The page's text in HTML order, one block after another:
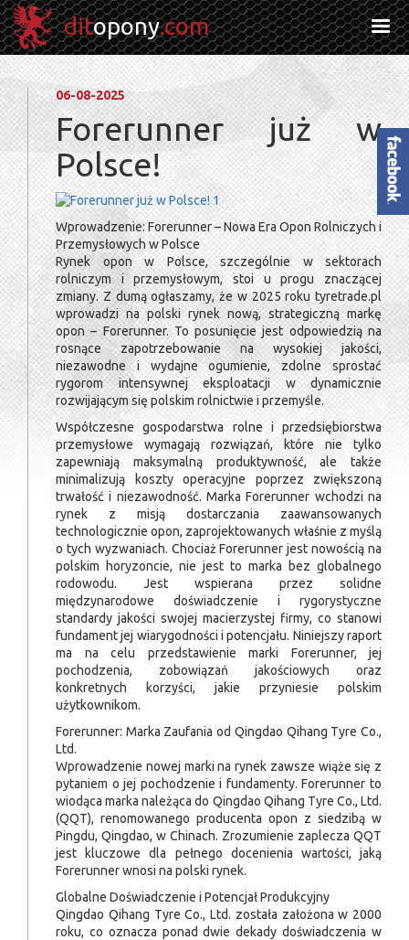
Facebook
ditopony.com
06-08-2025
Forerunner już w
Polsce!
Wprowadzenie: Forerunner – Nowa Era Opon Rolniczych i
Przemysłowych w Polsce
Rynek opon w Polsce, szczególnie w sektorach
rolniczym i przemysłowym, stoi u progu znaczącej
zmiany. Z dumą ogłaszamy, że w 2025 roku tyretrade.pl
wprowadzi na polski rynek nową, strategiczną markę
opon – Forerunner. To posunięcie jest odpowiedzią na
rosnące zapotrzebowanie na wysokiej jakości,
niezawodne i wydajne ogumienie, zdolne sprostać
rygorom intensywnej eksploatacji w dynamicznie
rozwijającym się polskim rolnictwie i przemyśle.
Współczesne gospodarstwa rolne i przedsiębiorstwa
przemysłowe wymagają rozwiązań, które nie tylko
zapewniają maksymalną produktywność, ale także
minimalizują koszty operacyjne poprzez zwiększoną
trwałość i niezawodność. Marka Forerunner wchodzi na
rynek z misją dostarczania zaawansowanych
technologicznie opon, zaprojektowanych właśnie z myślą
o tych wyzwaniach. Chociaż Forerunner jest nowością na
polskim horyzoncie, nie jest to marka bez globalnego
rodowodu. Jest wspierana przez solidne
międzynarodowe doświadczenie i rygorystyczne
standardy jakości swojej macierzystej firmy, co stanowi
fundament jej wiarygodności i potencjału. Niniejszy raport
ma na celu przedstawienie marki Forerunner, jej
pochodzenia, zobowiązań jakościowych oraz
konkretnych korzyści, jakie przyniesie polskim
użytkownikom.
Forerunner: Marka Zaufania od Qingdao Qihang Tyre Co.,
Ltd.
Wprowadzenie nowej marki na rynek zawsze wiąże się z
pytaniem o jej pochodzenie i fundamenty. Forerunner to
wiodąca marka należąca do Qingdao Qihang Tyre Co., Ltd.
(QQT), renomowanego producenta opon z siedzibą w
Pingdu, Qingdao, w Chinach. Zrozumienie zaplecza QQT
jest kluczowe dla pełnego docenienia wartości, jaką
Forerunner wnosi na polski rynek.
Globalne Doświadczenie i Potencjał Produkcyjny
Qingdao Qihang Tyre Co., Ltd. została założona w 2000
roku, co oznacza ponad dwie dekady doświadczenia w